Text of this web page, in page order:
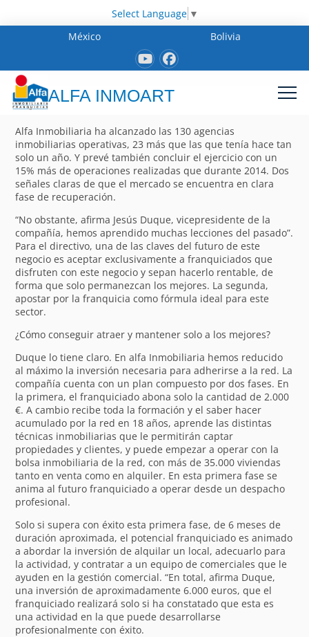
Select Language ▼
México
Bolivia
ALFA INMOART
Alfa Inmobiliaria ha alcanzado las 130 agencias
inmobiliarias operativas, 23 más que las que tenía hace tan
solo un año. Y prevé también concluir el ejercicio con un
15% más de operaciones realizadas que durante 2014. Dos
señales claras de que el mercado se encuentra en clara
fase de recuperación.
“No obstante, afirma Jesús Duque, vicepresidente de la
compañía, hemos aprendido muchas lecciones del pasado”.
Para el directivo, una de las claves del futuro de este
negocio es aceptar exclusivamente a franquiciados que
disfruten con este negocio y sepan hacerlo rentable, de
forma que solo permanezcan los mejores. La segunda,
apostar por la franquicia como fórmula ideal para este
sector.
¿Cómo conseguir atraer y mantener solo a los mejores?
Duque lo tiene claro. En alfa Inmobiliaria hemos reducido
al máximo la inversión necesaria para adherirse a la red. La
compañía cuenta con un plan compuesto por dos fases. En
la primera, el franquiciado abona solo la cantidad de 2.000
€. A cambio recibe toda la formación y el saber hacer
acumulado por la red en 18 años, aprende las distintas
técnicas inmobiliarias que le permitirán captar
propiedades y clientes, y puede empezar a operar con la
bolsa inmobiliaria de la red, con más de 35.000 viviendas
tanto en venta como en alquiler. En esta primera fase se
anima al futuro franquiciado a operar desde un despacho
profesional.
Solo si supera con éxito esta primera fase, de 6 meses de
duración aproximada, el potencial franquiciado es animado
a abordar la inversión de alquilar un local, adecuarlo para
la actividad, y contratar a un equipo de comerciales que le
ayuden en la gestión comercial. “En total, afirma Duque,
una inversión de aproximadamente 6.000 euros, que el
franquiciado realizará solo si ha constatado que esta es
una actividad en la que puede desarrollarse
profesionalmente con éxito.